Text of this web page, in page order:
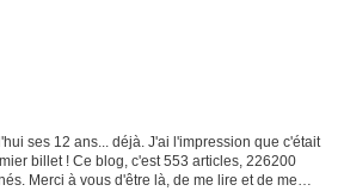
ses 12 ans... déjà. J'ai l'impression que c'était
billet ! Ce blog, c'est 553 articles, 226200
Merci à vous d'être là, de me lire et de me